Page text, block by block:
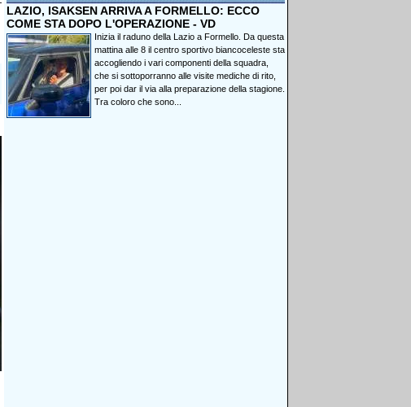
LAZIO, ISAKSEN ARRIVA A FORMELLO: ECCO
COME STA DOPO L'OPERAZIONE - VD
Inizia il raduno della Lazio a Formello. Da questa
mattina alle 8 il centro sportivo biancoceleste sta
accogliendo i vari componenti della squadra,
che si sottoporranno alle visite mediche di rito,
per poi dar il via alla preparazione della stagione.
Tra coloro che sono...